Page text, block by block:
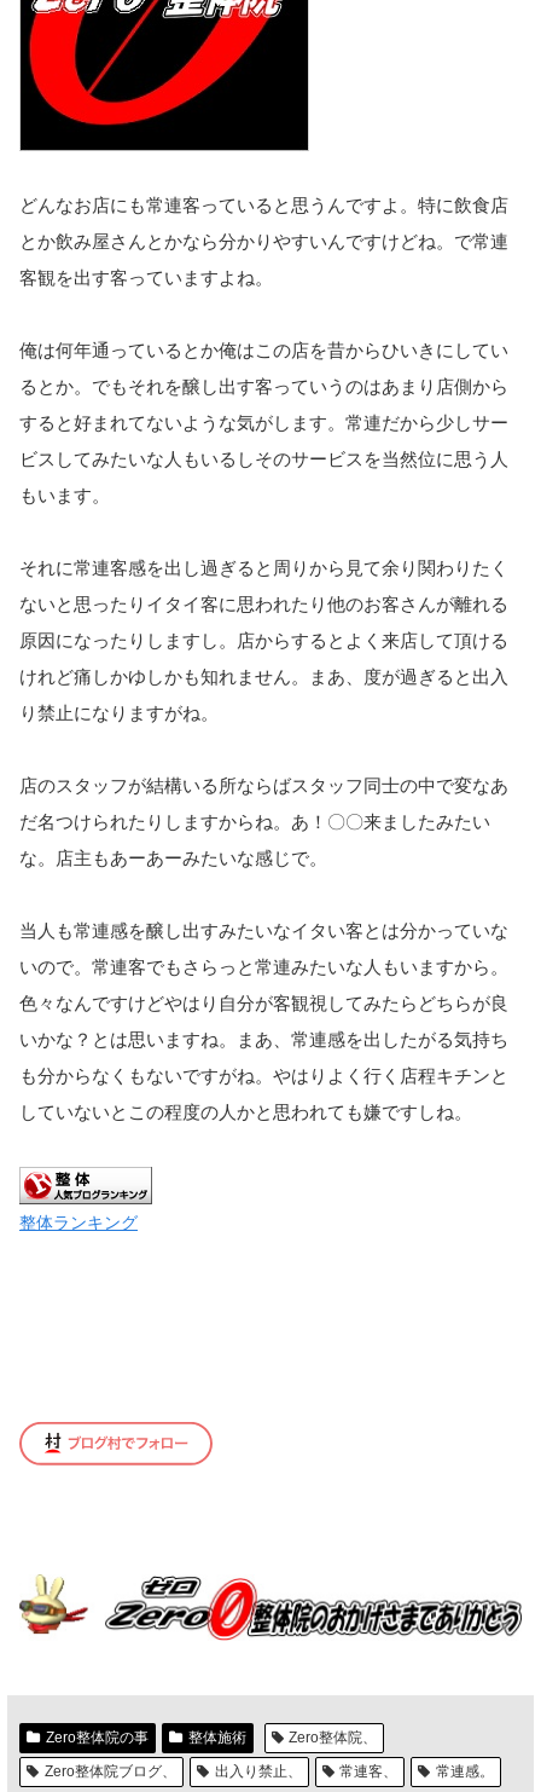
どんなお店にも常連客っていると思うんですよ。 特に飲食店
とか飲み屋さんとかなら分かりやすいんですけどね。 で常連
客観を出す客っていますよね。
俺は何年通っているとか俺はこの店を昔からひいきにしてい
るとか。 でもそれを醸し出す客っていうのはあまり店側から
すると好まれてないような気がします。常連だから少しサー
ビスしてみたいな人もいるしそのサービスを当然位に思う人
もいます。
それに常連客感を出し過ぎると周りから見て余り関わりたく
ないと思ったりイタイ客に思われたり他のお客さんが離れる
原因になったりしますし。店からするとよく来店して頂ける
けれど痛しかゆしかも知れません。まあ、度が過ぎると出入
り禁止になりますがね。
店のスタッフが結構いる所ならばスタッフ同士の中で変なあ
だ名つけられたりしますからね。あ！〇〇来ましたみたい
な。
店主もあーあーみたいな感じで。
当人も常連感を醸し出すみたいなイタい客とは分かっていな
いので。常連客でもさらっと常連みたいな人もいますから。
色々なんですけどやはり自分が客観視してみたらどちらが良
いかな ？とは思いますね。まあ、 常連感を出したがる気持ち
も分からなくもないですがね。やはりよく行く店程キチンと
していないとこの程度の人かと思われても嫌ですしね。
整体ランキング
Zero整体院の事 整体施術
Zero整体院、
Zero整体院ブログ、
出入り禁止、 常連客、 常連感。